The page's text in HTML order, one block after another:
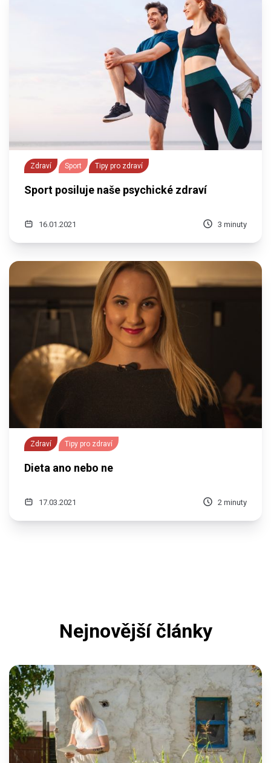
Zdraví Sport Tipy pro zdraví
Sport posiluje naše psychické zdraví
16.01.2021 3 minuty
Zdraví Tipy pro zdraví
Dieta ano nebo ne
17.03.2021 2 minuty
Nejnovější články